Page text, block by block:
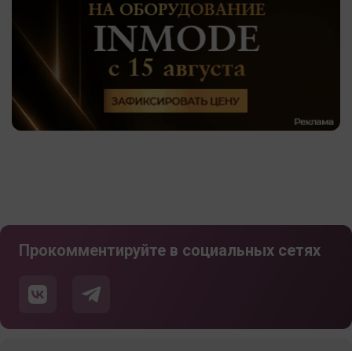
Прокомментируйте в социальных сетях